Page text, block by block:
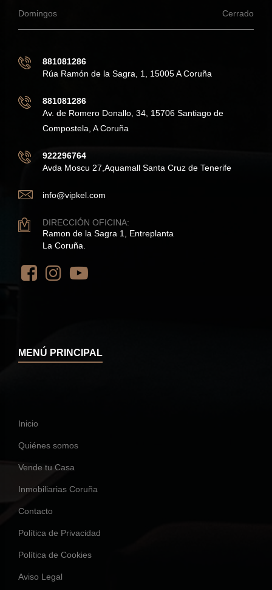
Domingos Cerrado
881081286
Rúa Ramón de la Sagra, 1, 15005 A Coruña
881081286
Av. de Romero Donallo, 34, 15706 Santiago de
Compostela, A Coruña
922296764
Avda Moscu 27,Aquamall Santa Cruz de Tenerife
info@vipkel.com
DIRECCIÓN OFICINA:
Ramon de la Sagra 1, Entreplanta
La Coruña.
MENÚ PRINCIPAL
Inicio
Quiénes somos
Vende tu Casa
Inmobiliarias Coruña
Contacto
Política de Privacidad
Política de Cookies
Aviso Legal